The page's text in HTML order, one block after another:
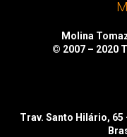
Molina
© 2007 – 2020
Trav. Santo Hilário, 65